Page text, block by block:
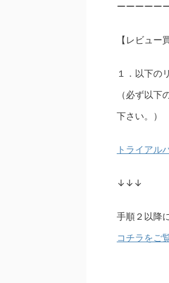
ーーーーー
【レビュー
１．以下の
（必ず以
下さい。）
トライアル
↓↓↓
手順２以降
コチラをご